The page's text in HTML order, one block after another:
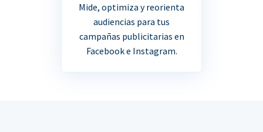
Mide, optimiza y reorienta
audiencias para tus
campañas publicitarias en
Facebook e Instagram.